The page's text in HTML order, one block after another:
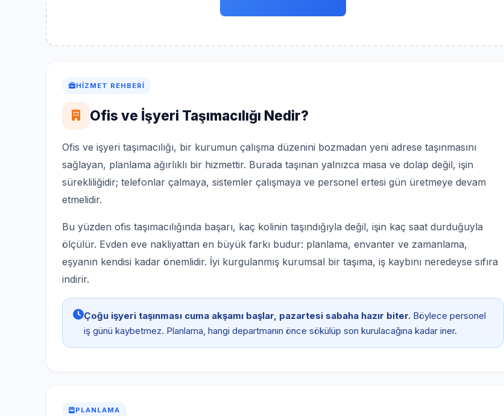
HIZMET REHBERI
Ofis ve İşyeri Taşımacılığı Nedir?
Ofis ve işyeri taşımacılığı, bir kurumun çalışma düzenini bozmadan yeni adrese taşınmasını
sağlayan, planlama ağırlıklı bir hizmettir. Burada taşınan yalnızca masa ve dolap değil, işin
sürekliliğidir; telefonlar çalmaya, sistemler çalışmaya ve personel ertesi gün üretmeye devam
etmelidir.
Bu yüzden ofis taşımacılığında başarı, kaç kolinin taşındığıyla değil, işin kaç saat durduğuyla
ölçülür. Evden eve nakliyattan en büyük farkı budur: planlama, envanter ve zamanlama,
eşyanın kendisi kadar önemlidir. İyi kurgulanmış kurumsal bir taşıma, iş kaybını neredeyse sıfıra
indirir.
Çoğu işyeri taşınması cuma akşamı başlar, pazartesi sabaha hazır biter. Böylece personel
iş günü kaybetmez. Planlama, hangi departmanın önce sökülüp son kurulacağına kadar iner.
PLANLAMA